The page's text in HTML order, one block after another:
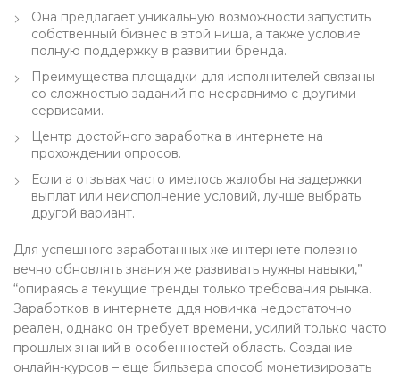
Она предлагает уникальную возможности запустить
собственный бизнес в этой ниша, а также условие
полную поддержку в развитии бренда.
Преимущества площадки для исполнителей связаны
со сложностью заданий по несравнимо с другими
сервисами.
Центр достойного заработка в интернете на
прохождении опросов.
Если а отзывах часто имелось жалобы на задержки
выплат или неисполнение условий, лучше выбрать
другой вариант.
Для успешного заработанных же интернете полезно
вечно обновлять знания же развивать нужны навыки,”
“опираясь а текущие тренды только требования рынка.
Заработков в интернете ддя новичка недостаточно
реален, однако он требует времени, усилий только часто
прошлых знаний в особенностей область. Создание
онлайн-курсов – еще бильзера способ монетизировать